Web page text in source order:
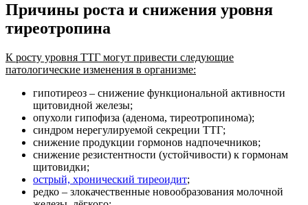
Причины роста и снижения уровня
тиреотропина
К росту уровня ТТГ могут привести следующие
патологические изменения в организме:
гипотиреоз – снижение функциональной активности
щитовидной железы;
опухоли гипофиза (аденома, тиреотропинома);
синдром нерегулируемой секреции ТТГ;
снижение продукции гормонов надпочечников;
снижение резистентности (устойчивости) к гормонам
щитовидки;
острый, хронический тиреоидит;
редко – злокачественные новообразования молочной